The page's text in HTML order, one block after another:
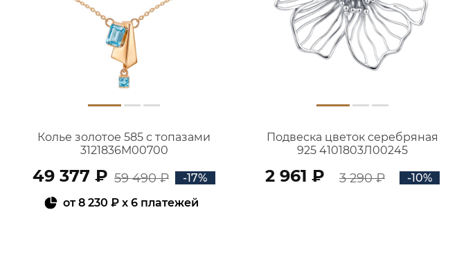
Колье золотое 585 с топазами
3121836М00700
49 377 ₽ 59 490 ₽
-17%
от8 230 ₽x 6 платежей
Подвеска цветок серебряная
925 4101803Л00245
2 961 ₽ 3 290 ₽ -10%